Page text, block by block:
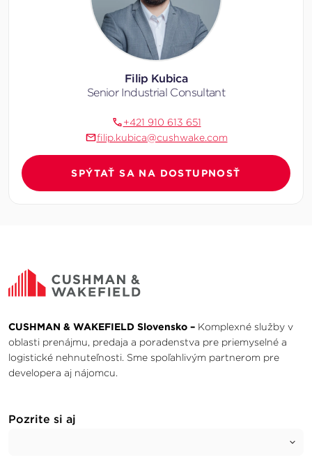
Filip Kubica
Senior Industrial Consultant
+421 910 613 651
filip.kubica@cushwake.com
SPÝTAŤ SA NA DOSTUPNOSŤ
CUSHMAN & WAKEFIELD Slovensko – Komplexné služby v
oblasti prenájmu, predaja a poradenstva pre priemyselné a
logistické nehnuteľnosti. Sme spoľahlivým partnerom pre
developera aj nájomcu.
Pozrite si aj